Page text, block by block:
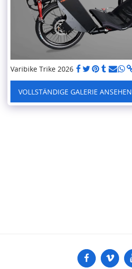
Varibike Trike 2026
VOLLSTÄNDIGE GALERIE ANSEHEN